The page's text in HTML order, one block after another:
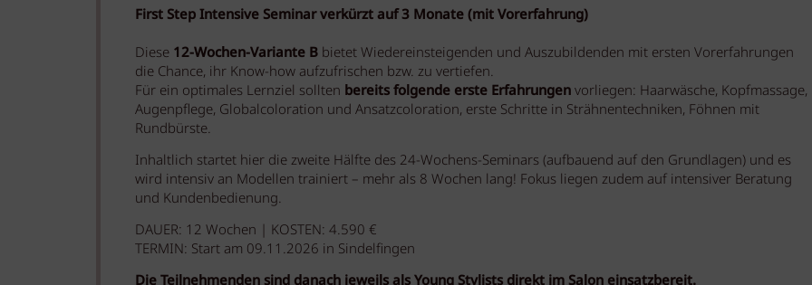
First Step Intensive Seminar verkürzt auf 3 Monate (mit Vorerfahrung)
Diese 12-Wochen-Variante B bietet Wiedereinsteigenden und Auszubildenden mit ersten Vorerfahrungen
die Chance, ihr Know-how aufzufrischen bzw. zu vertiefen.
Für ein optimales Lernziel sollten bereits folgende erste Erfahrungenvorliegen: Haarwäsche, Kopfmassage,
Augenpflege, Globalcoloration und Ansatzcoloration, erste Schritte in Strähnentechniken, Föhnen mit
Rundbürste.
Inhaltlich startet hier die zweite Hälfte des 24-Wochens-Seminars (aufbauend auf den Grundlagen) und es
wird intensiv an Modellen trainiert – mehr als 8 Wochen lang! Fokus liegen zudem auf intensiver Beratung
und Kundenbedienung.
DAUER: 12 Wochen | KOSTEN: 4.590 €
TERMIN: Start am 09.11.2026 in Sindelfingen